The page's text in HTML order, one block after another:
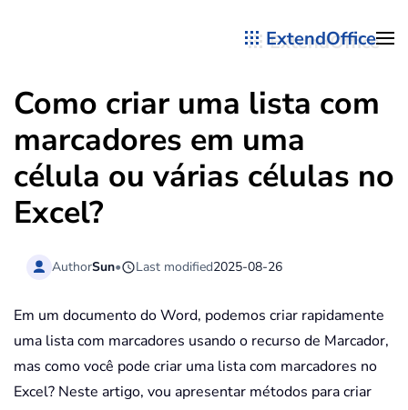
ExtendOffice
Como criar uma lista com
marcadores em uma
célula ou várias células no
Excel?
AuthorSun• Last modified2025-08-26
Em um documento do Word, podemos criar rapidamente
uma lista com marcadores usando o recurso de Marcador,
mas como você pode criar uma lista com marcadores no
Excel? Neste artigo, vou apresentar métodos para criar